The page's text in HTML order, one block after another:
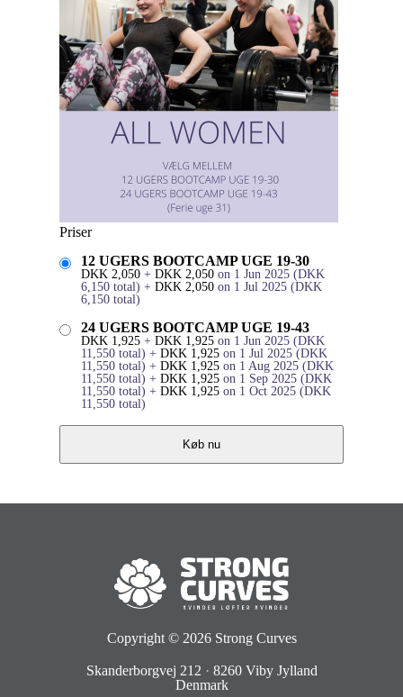
Priser
12 UGERS BOOTCAMP UGE 19-30
DKK 2,050 + DKK 2,050 on 1 Jun 2025 (DKK
6,150 total) + DKK 2,050 on 1 Jul 2025 (DKK
6,150 total)
24 UGERS BOOTCAMP UGE 19-43
DKK 1,925 + DKK 1,925 on 1 Jun 2025 (DKK
11,550 total) + DKK 1,925 on 1 Jul 2025 (DKK
11,550 total) + DKK 1,925 on 1 Aug 2025 (DKK
11,550 total) + DKK 1,925 on 1 Sep 2025 (DKK
11,550 total) + DKK 1,925 on 1 Oct 2025 (DKK
11,550 total)
Køb nu
Copyright © 2026 Strong Curves
Skanderborgvej 212 · 8260 Viby Jylland
Denmark